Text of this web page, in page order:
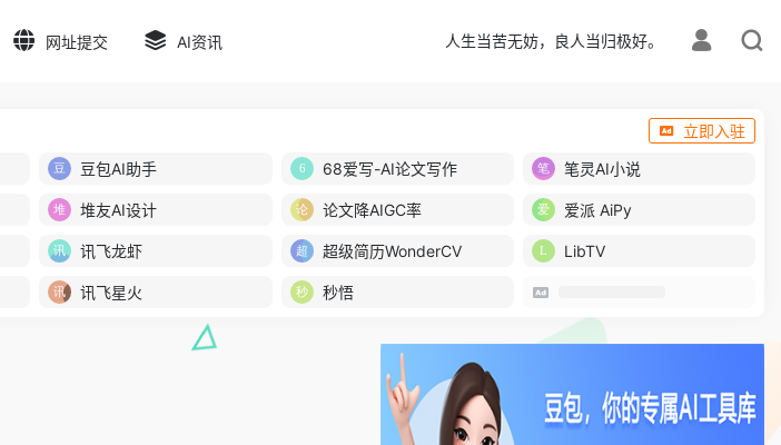
网址提交 AI资讯 人生当苦无妨，良人当归极好。
立即入驻
豆包AI助手 68爱写-AI论文写作 笔灵AI小说
堆友AI设计 论文降AIGC率 爱派 AiPy
讯飞龙虾 超级简历WonderCV LibTV
讯飞星火 秒悟